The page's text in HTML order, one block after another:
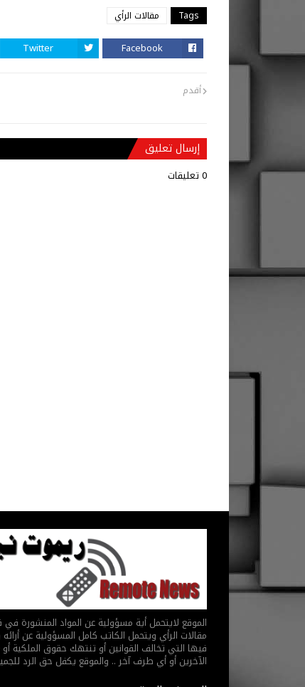
Tags مقالات الرأي
Facebook
Twitter
أقدم
إرسال تعليق
0 تعليقات
الموقع لايتحمل أية مسؤولية عن المواد المنشورة
مقالات الرأي ويتحمل الكاتب كامل المسؤولية عن أرائه
فيها التي تخالف القوانين أو تنتهك حقوق الملكية
الآخرين أو أي طرف آخر .. والموقع يكفل حق الرد